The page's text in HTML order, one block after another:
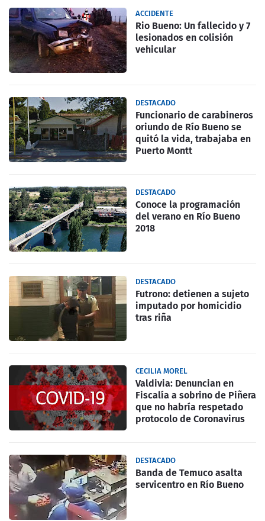
ACCIDENTE
Rio Bueno: Un fallecido y 7
lesionados en colisión
vehicular
DESTACADO
Funcionario de carabineros
oriundo de Río Bueno se
quitó la vida, trabajaba en
Puerto Montt
DESTACADO
Conoce la programación
del verano en Río Bueno
2018
DESTACADO
Futrono: detienen a sujeto
imputado por homicidio
tras riña
CECILIA MOREL
Valdivia: Denuncian en
Fiscalía a sobrino de Piñera
que no habría respetado
protocolo de Coronavirus
DESTACADO
Banda de Temuco asalta
servicentro en Río Bueno